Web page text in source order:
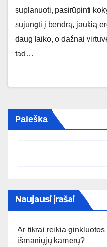
suplanuoti, pasirūpinti
sujungti į bendrą, jaukią
daug laiko, o dažnai
tad…
Paieška
Naujausi įrašai
Ar tikrai reikia
išmaniųjų kamerų?